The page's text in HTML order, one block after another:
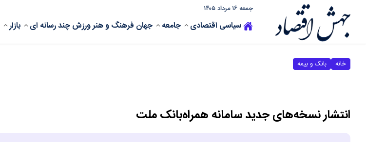
جمعه ۱۶ مرداد ۱۴۰۵
سیاسی اقتصادی جامعه جهان فرهنگ و هنرورزشچند رسانه ای بازار
خانه بانک و بیمه
انتشار نسخه‌های جدید سامانه همراه‌بانک ملت